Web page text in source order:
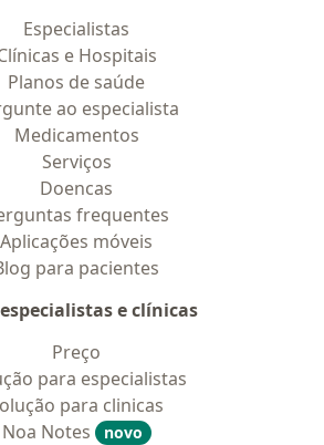
Especialistas
e Hospitais
Planos de saúde
ao especialista
Medicamentos
Serviços
Doencas
frequentes
Aplicações móveis
para pacientes
e clínicas
Preço
para especialistas
para clinicas
Noa Notes
novo